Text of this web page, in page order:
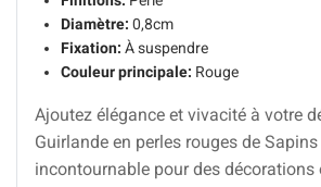
Diamètre: 0,8cm
Fixation: À suspendre
Couleur principale: Rouge
Ajoutez élégance et vivacité à votre
Guirlande en perles rouges de
incontournable pour des décorations